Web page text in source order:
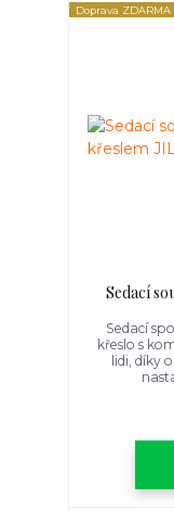
Doprava ZDARMA
Sedací
Sedací
křeslo s
lidi, díky